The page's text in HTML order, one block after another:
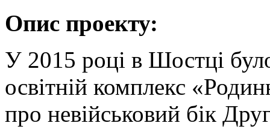
Опис проекту:
У 2015 році в Шостці
освітній комплекс
про невійськовий бік